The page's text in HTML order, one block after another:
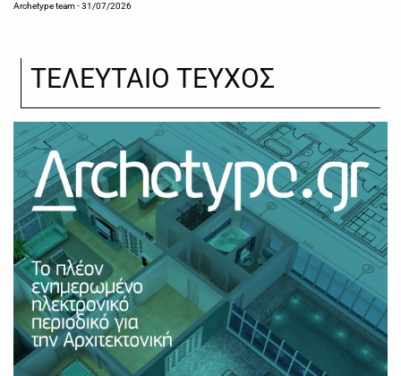
Archetype team- 31/07/2026
ΤΕΛΕΥΤΑΙΟ ΤΕΥΧΟΣ